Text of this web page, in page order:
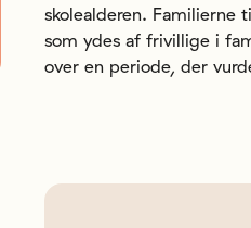
skolealderen.
som ydes af frivillige i
over en periode, der